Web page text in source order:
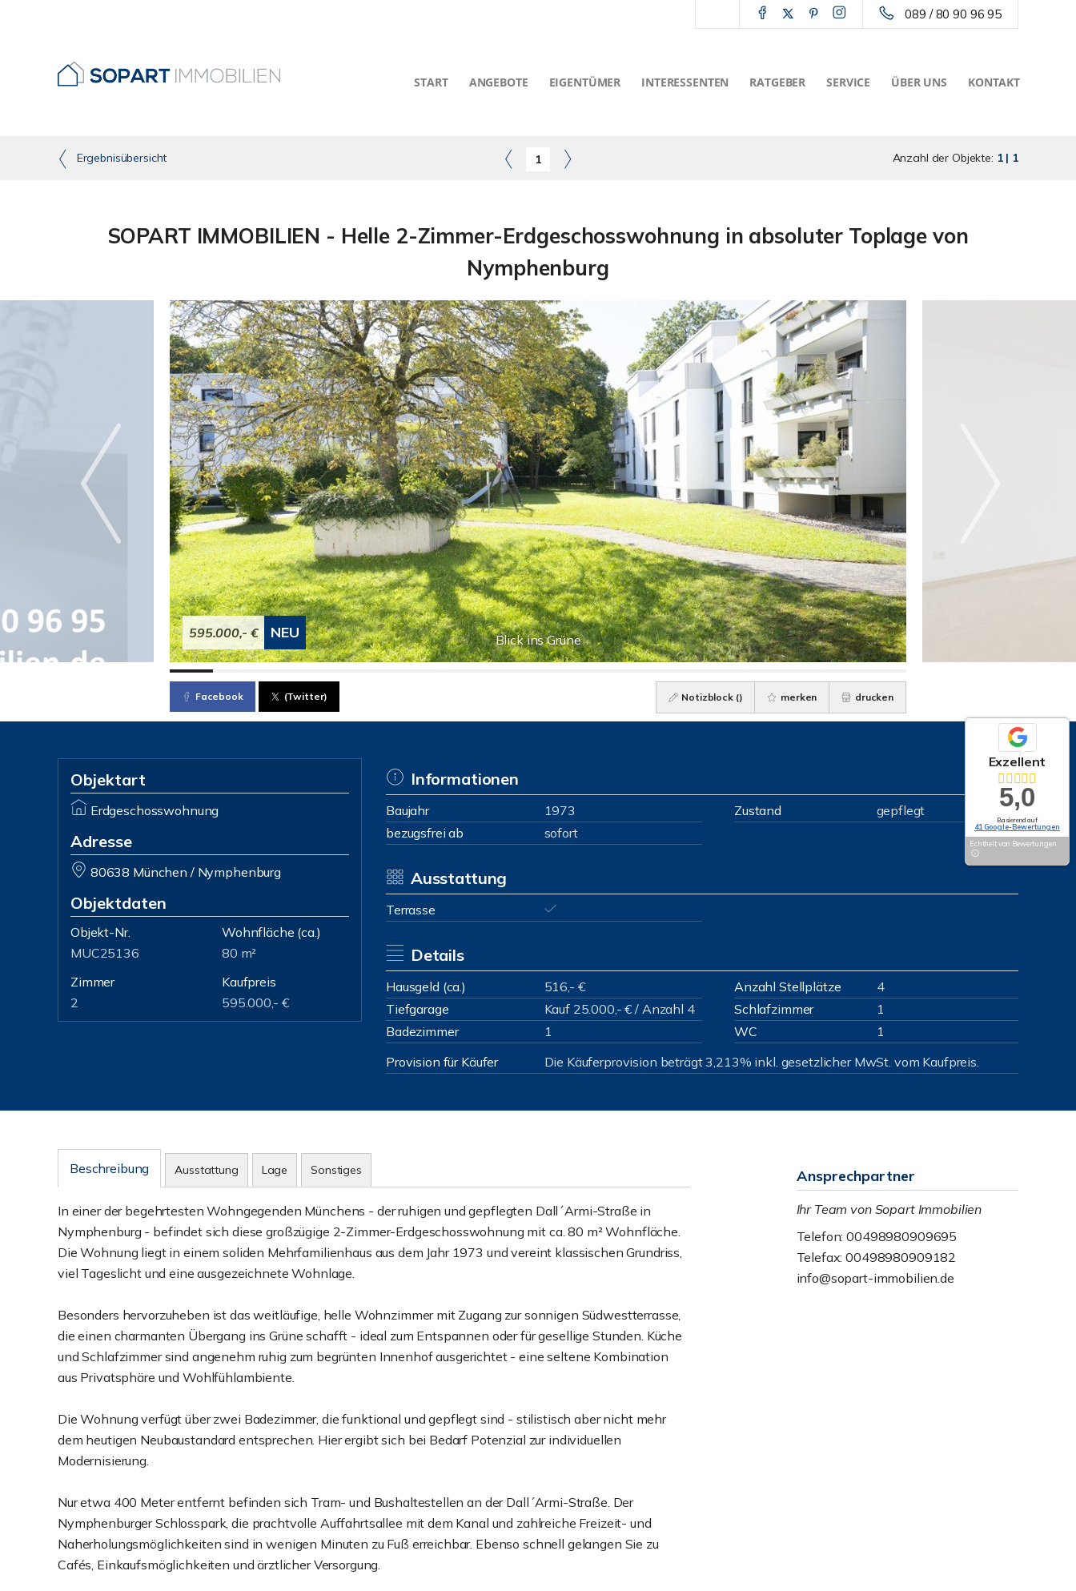
089 / 80 90 96 95
START ANGEBOTE EIGENTÜMER INTERESSENTEN RATGEBER SERVICE ÜBER UNS KONTAKT
Ergebnisübersicht 1 Anzahl der Objekte: 1 | 1
SOPART IMMOBILIEN - Helle 2-Zimmer-Erdgeschosswohnung in absoluter Toplage von
Nymphenburg
Blick ins Grüne
595.000,- € NEU
Facebook (Twitter) Notizblock () merken drucken
Objektart
Erdgeschosswohnung
Adresse
80638 München / Nymphenburg
Objektdaten
Objekt-Nr.
MUC25136
Wohnfläche (ca.)
80 m²
Zimmer
2
Kaufpreis
595.000,- €
Informationen
Baujahr 1973 Zustand
gepflegt
bezugsfrei ab
sofort
Ausstattung
Terrasse
Details
Hausgeld (ca.) 516,- € Anzahl Stellplätze
4
Tiefgarage
Kauf 25.000,- € / Anzahl 4 Schlafzimmer
1
Badezimmer
1 WC
1
Provision für Käufer
Die Käuferprovision beträgt 3,213% inkl. gesetzlicher MwSt. vom Kaufpreis.
Beschreibung Ausstattung Lage Sonstiges
In einer der begehrtesten Wohngegenden Münchens - der ruhigen und gepflegten Dall´Armi-Straße in
Nymphenburg - befindet sich diese großzügige 2-Zimmer-Erdgeschosswohnung mit ca. 80 m² Wohnfläche.
Die Wohnung liegt in einem soliden Mehrfamilienhaus aus dem Jahr 1973 und vereint klassischen Grundriss,
viel Tageslicht und eine ausgezeichnete Wohnlage.
Besonders hervorzuheben ist das weitläufige, helle Wohnzimmer mit Zugang zur sonnigen Südwestterrasse,
die einen charmanten Übergang ins Grüne schafft - ideal zum Entspannen oder für gesellige Stunden. Küche
und Schlafzimmer sind angenehm ruhig zum begrünten Innenhof ausgerichtet - eine seltene Kombination
aus Privatsphäre und Wohlfühlambiente.
Die Wohnung verfügt über zwei Badezimmer, die funktional und gepflegt sind - stilistisch aber nicht mehr
dem heutigen Neubaustandard entsprechen. Hier ergibt sich bei Bedarf Potenzial zur individuellen
Modernisierung.
Nur etwa 400 Meter entfernt befinden sich Tram- und Bushaltestellen an der Dall´Armi-Straße. Der
Nymphenburger Schlosspark, die prachtvolle Auffahrtsallee mit dem Kanal und zahlreiche Freizeit- und
Naherholungsmöglichkeiten sind in wenigen Minuten zu Fuß erreichbar. Ebenso schnell gelangen Sie zu
Cafés, Einkaufsmöglichkeiten und ärztlicher Versorgung.
Ansprechpartner
Ihr Team von Sopart Immobilien
Telefon: 00498980909695
Telefax: 00498980909182
info@sopart-immobilien.de
Exzellent
5,0
Basierend auf
41 Google-Bewertungen
Echtheit von Bewertungen